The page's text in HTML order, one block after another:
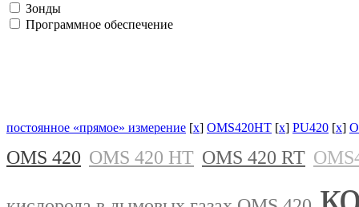
Зонды
Программное обеспечение
постоянное «прямое» измерение [x] OMS420HT [x] PU420 [x]
OMS 420 OMS 420 HT OMS 420 RT